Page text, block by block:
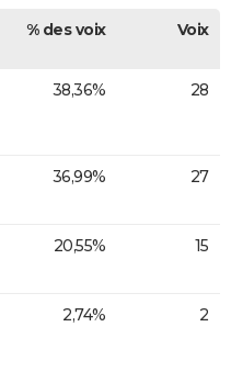
% des voix Voix
38,36% 28
36,99% 27
20,55% 15
2,74% 2